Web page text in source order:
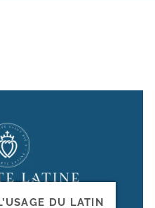
DU LATIN